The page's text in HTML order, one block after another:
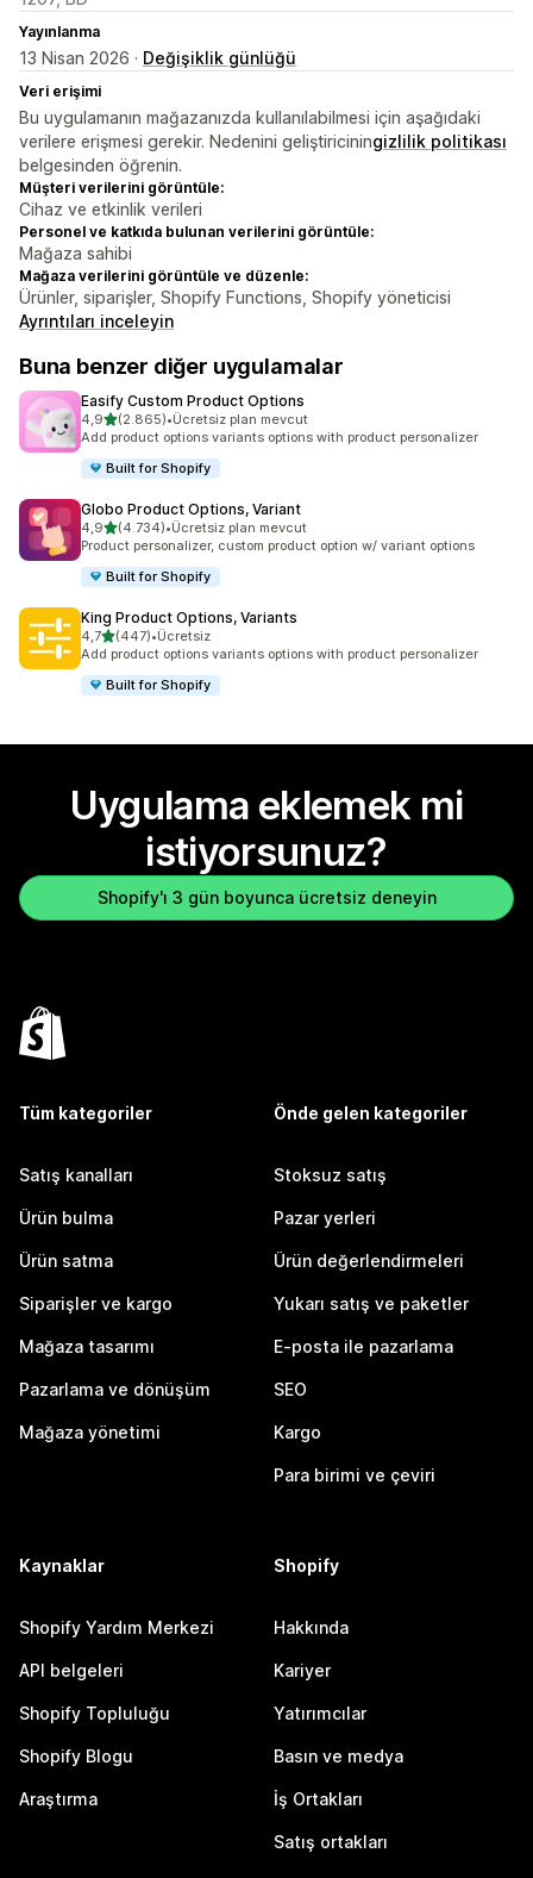
Yayınlanma
13 Nisan 2026 · Değişiklik günlüğü
Veri erişimi
Bu uygulamanın mağazanızda kullanılabilmesi için aşağıdaki
verilere erişmesi gerekir. Nedenini geliştiriciningizlilik politikası
belgesinden öğrenin.
Müşteri verilerini görüntüle:
Cihaz ve etkinlik verileri
Personel ve katkıda bulunan verilerini görüntüle:
Mağaza sahibi
Mağaza verilerini görüntüle ve düzenle:
Ürünler, siparişler, Shopify Functions, Shopify yöneticisi
Ayrıntıları inceleyin
Buna benzer diğer uygulamalar
Easify Custom Product Options
4,95 yıldız üzerinden
(2.865)
toplam 2865 değerlendirme
•Ücretsiz plan mevcut
Add product options variants options with product personalizer
Built for Shopify
Globo Product Options, Variant
4,95 yıldız üzerinden
(4.734)
toplam 4734 değerlendirme
•Ücretsiz plan mevcut
Product personalizer, custom product option w/ variant options
Built for Shopify
King Product Options, Variants
4,75 yıldız üzerinden
(447)
toplam 447 değerlendirme
•Ücretsiz
Add product options variants options with product personalizer
Built for Shopify
Uygulama eklemek mi
istiyorsunuz?
Shopify'ı 3 gün boyunca ücretsiz deneyin
Tüm kategoriler
Satış kanalları
Ürün bulma
Ürün satma
Siparişler ve kargo
Mağaza tasarımı
Pazarlama ve dönüşüm
Mağaza yönetimi
Önde gelen kategoriler
Stoksuz satış
Pazar yerleri
Ürün değerlendirmeleri
Yukarı satış ve paketler
E-posta ile pazarlama
SEO
Kargo
Para birimi ve çeviri
Kaynaklar
Shopify Yardım Merkezi
API belgeleri
Shopify Topluluğu
Shopify Blogu
Araştırma
Shopify
Hakkında
Kariyer
Yatırımcılar
Basın ve medya
İş Ortakları
Satış ortakları